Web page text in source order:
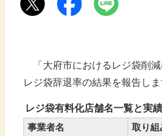
「大府市におけるレジ袋削減
レジ袋辞退率の結果を報告し
レジ袋有料化店舗名一覧と実績
事業者名
取り組